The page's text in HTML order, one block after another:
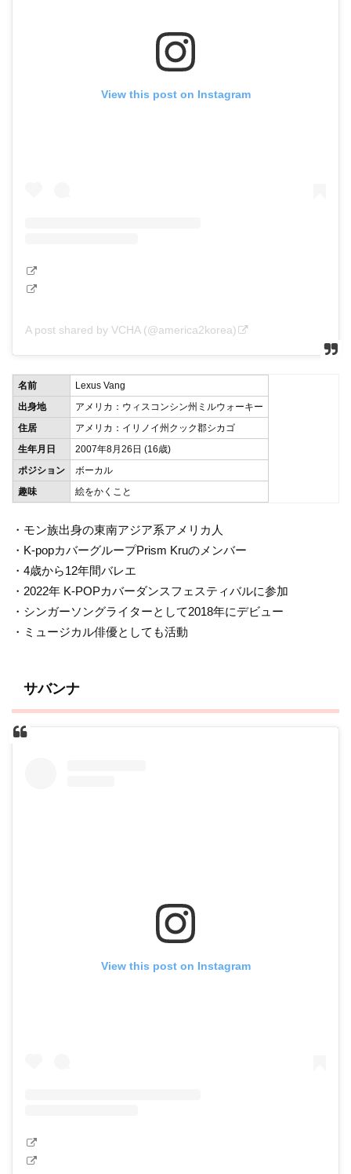
View this post on Instagram
A post shared by VCHA (@america2korea)
名前
Lexus Vang
出身地
アメリカ：ウィスコンシン州ミルウォーキー
住居
アメリカ：イリノイ州クック郡シカゴ
生年月日
2007年8月26日 (16歳)
ポジション
ボーカル
趣味
絵をかくこと
・モン族出身の東南アジア系アメリカ人
・K-popカバーグループPrism Kruのメンバー
・4歳から12年間バレエ
・2022年 K-POPカバーダンスフェスティバルに参加
・シンガーソングライターとして2018年にデビュー
・ミュージカル俳優としても活動
サバンナ
View this post on Instagram